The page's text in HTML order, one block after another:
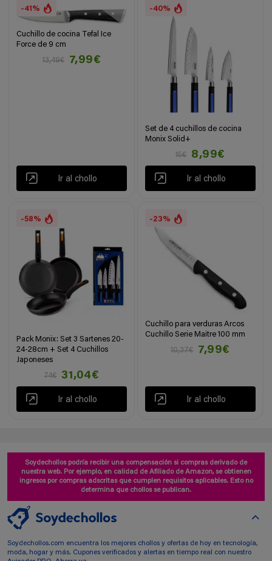
-41%
Cuchillo de cocina Tefal Ice
Force de 9 cm
13,49€
7,99€
Ir al chollo
-40%
Set de 4 cuchillos de cocina
Monix Solid+
15€
8,99€
Ir al chollo
-58%
Pack Monix: Set 3 Sartenes 20-
24-28cm + Set 4 Cuchillos
Japoneses
74€
31,04€
Ir al chollo
-23%
Cuchillo para verduras Arcos
Cuchillo Serie Maitre 100 mm
10,37€
7,99€
Ir al chollo
Soydechollos podría recibir una compensación si compras derivado de
nuestra web. Por ejemplo, en calidad de Afiliado de Amazon, se obtienen
ingresos por compras adscritas que cumplen requisitos aplicables. Esto no
determina que chollos se publican.
Soydechollos.com encuentra los mejores chollos y ofertas de hoy en tecnología,
moda, hogar y más. Cupones verificados y alertas en tiempo real con nuestro